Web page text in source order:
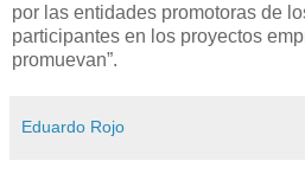
por las entidades promotoras de
participantes en los proyectos
promuevan”.
Eduardo Rojo